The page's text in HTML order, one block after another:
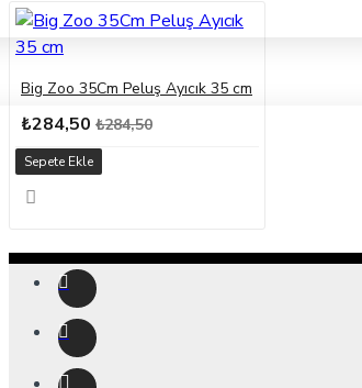
Big Zoo 35Cm Peluş Ayıcık 35 cm
₺284,50 ₺284,50
Sepete Ekle